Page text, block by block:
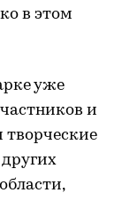
в этом
уже
и
творческие